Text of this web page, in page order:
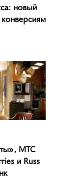
новый
МТС
и Russ